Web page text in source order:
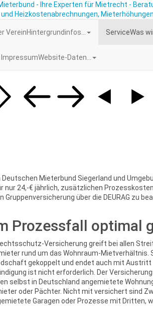
VereinHintergrundinfos... ServiceWas
ImpressumWebsite-Daten...
Mieterbund Siegerland und
nur 24,-€ jährlich, zusätzlichen
Gruppenversicherung über die DEURAG zu
Prozessfall optimal
Versicherung greift bei allen
rund um das Wohnraum-Mietverhältnis.
gekoppelt und endet auch mit Austritt
ist nicht erforderlich. Der
selbst in Deutschland angemietete
oder Pächter. Nicht mit versichert sind
Garagen oder Prozesse mit Dritten,